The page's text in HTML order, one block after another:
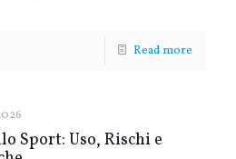
Read more
Sport: Uso, Rischi e